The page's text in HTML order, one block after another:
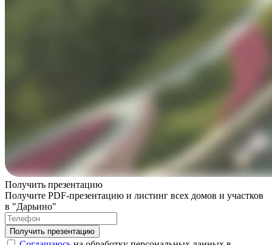
Получить презентацию
Получите PDF-презентацию и листинг всех домов и участков
в "Дарьино"